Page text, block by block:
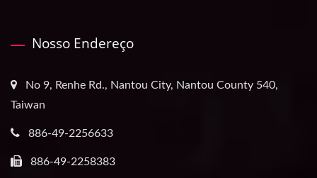
Nosso Endereço
No 9, Renhe Rd., Nantou City, Nantou County 540,
Taiwan
886-49-2256633
886-49-2258383